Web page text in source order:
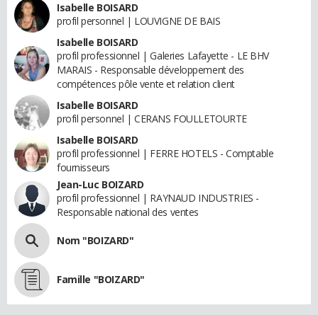
Isabelle BOISARD
profil personnel | LOUVIGNE DE BAIS
Isabelle BOISARD
profil professionnel | Galeries Lafayette - LE BHV
MARAIS - Responsable développement des
compétences pôle vente et relation client
Isabelle BOISARD
profil personnel | CERANS FOULLETOURTE
Isabelle BOISARD
profil professionnel | FERRE HOTELS - Comptable
fournisseurs
Jean-Luc BOIZARD
profil professionnel | RAYNAUD INDUSTRIES -
Responsable national des ventes
Nom "BOIZARD"
Famille "BOIZARD"